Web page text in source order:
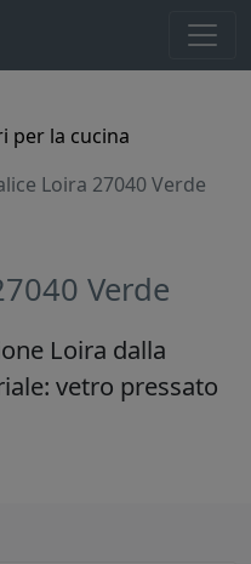
per la cucina
Loira 27040 Verde
Verde
Loira dalla
vetro pressato